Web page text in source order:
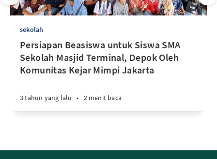
sekolah
Persiapan Beasiswa untuk Siswa SMA
Sekolah Masjid Terminal, Depok Oleh
Komunitas Kejar Mimpi Jakarta
3 tahun yang lalu • 2 menit baca